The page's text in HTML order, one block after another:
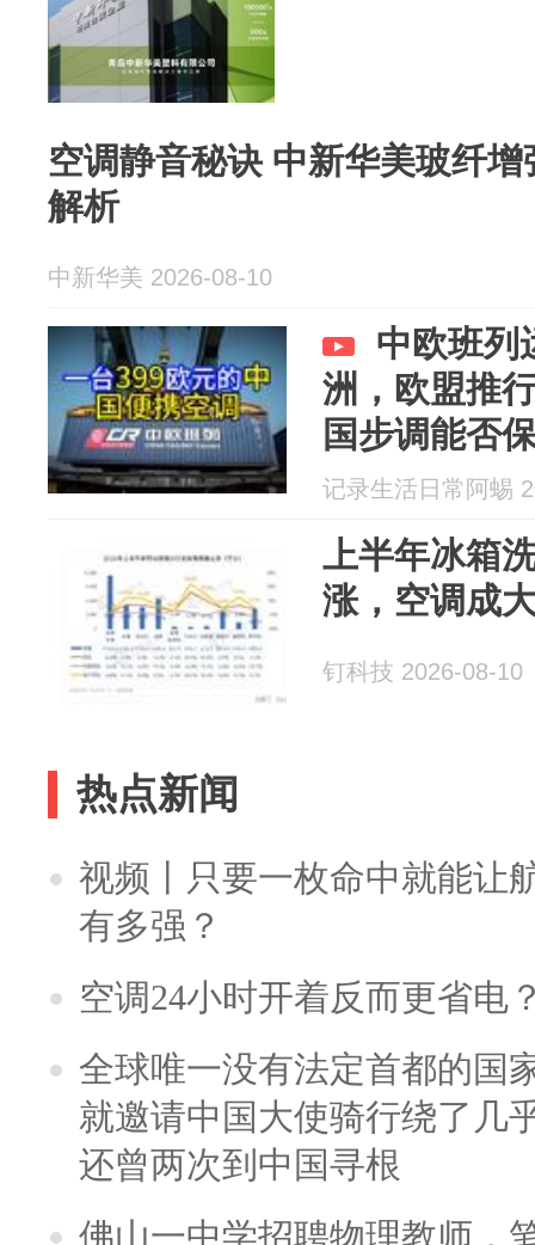
空调静音秘诀 中新华美玻纤
解析
中新华美 2026-08-10
中欧班列
洲，欧盟推
国步调能否
记录生活日常阿蜴
上半年冰箱
涨，空调成
钉科技 2026-08-10
热点新闻
视频丨只要一枚命中就能让
有多强？
空调24小时开着反而更省电
全球唯一没有法定首都的国
就邀请中国大使骑行绕了几
还曾两次到中国寻根
佛山一中学招聘物理教师，